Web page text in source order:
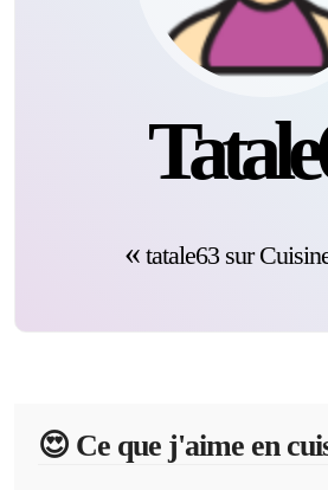
tatale63 sur
😍️ Ce que j'aime en